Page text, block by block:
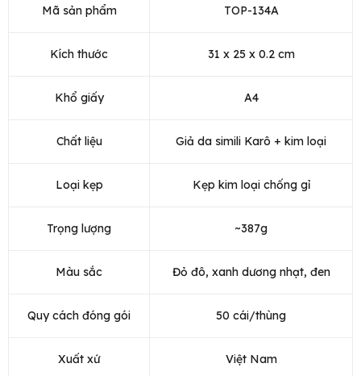
Mã sản phẩm TOP-134A
Kích thước 31 x 25 x 0.2 cm
Khổ giấy A4
Chất liệu Giả da simili Karô + kim loại
Loại kẹp Kẹp kim loại chống gỉ
Trọng lượng ~387g
Màu sắc Đỏ đô, xanh dương nhạt, đen
Quy cách đóng gói 50 cái/thùng
Xuất xứ Việt Nam